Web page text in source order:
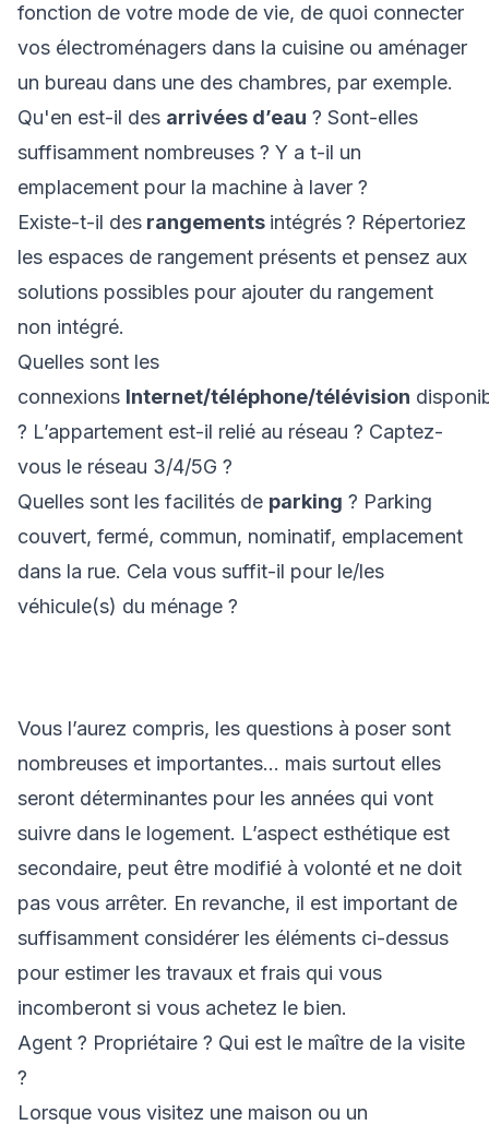
fonction de votre mode de vie, de quoi connecter
vos électroménagers dans la cuisine ou aménager
un bureau dans une des chambres, par exemple.
Qu'en est-il des arrivées d’eau ? Sont-elles
suffisamment nombreuses ? Y a t-il un
emplacement pour la machine à laver ?
Existe-t-il des rangements intégrés? Répertoriez
les espaces de rangement présents et pensez aux
solutions possibles pour ajouter du rangement
non intégré.
Quelles sont les
connexions Internet/téléphone/télévision
? L’appartement est-il relié au réseau ? Captez-
vous le réseau 3/4/5G ?
Quelles sont les facilités de parking ? Parking
couvert, fermé, commun, nominatif, emplacement
dans la rue. Cela vous suffit-il pour le/les
véhicule(s) du ménage ?
Vous l’aurez compris, les questions à poser sont
nombreuses et importantes… mais surtout elles
seront déterminantes pour les années qui vont
suivre dans le logement. L’aspect esthétique est
secondaire, peut être modifié à volonté et ne doit
pas vous arrêter. En revanche, il est important de
suffisamment considérer les éléments ci-dessus
pour estimer les travaux et frais qui vous
incomberont si vous achetez le bien.
Agent ? Propriétaire ? Qui est le maître de la visite
?
Lorsque vous visitez une maison ou un